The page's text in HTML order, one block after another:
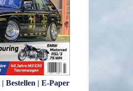
| Bestellen | E-Paper